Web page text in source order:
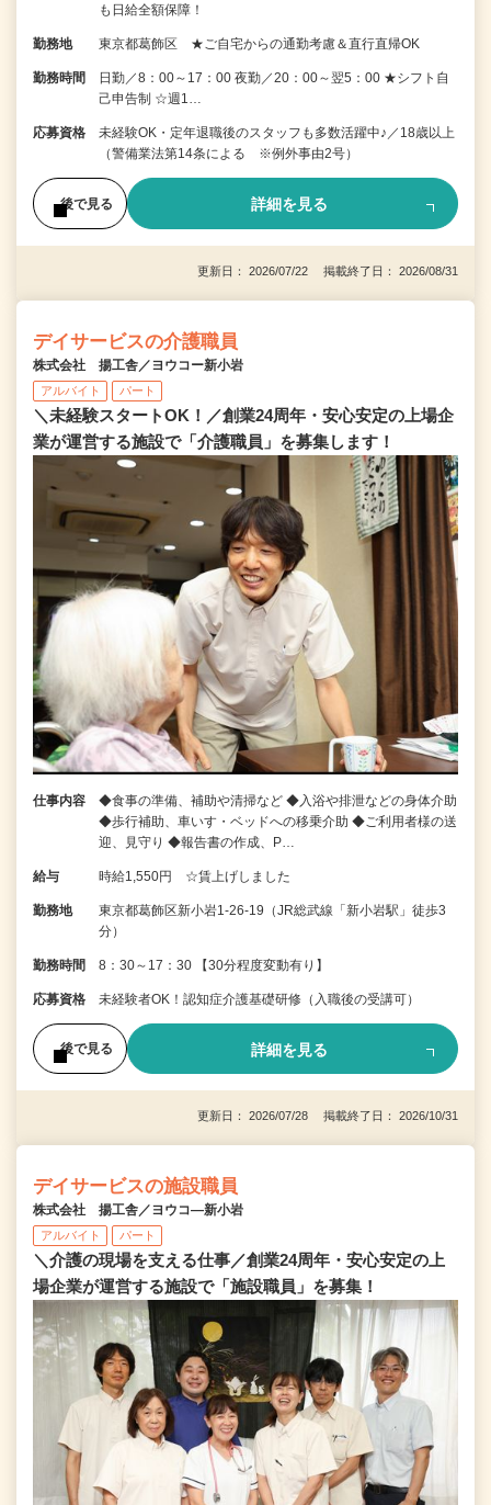
も日給全額保障！
勤務地 東京都葛飾区 ★ご自宅からの通勤考慮＆直行直帰OK
勤務時間
日勤／8：00～17：00 夜勤／20：00～翌5：00 ★シフト自
己申告制 ☆週1…
応募資格
未経験OK・定年退職後のスタッフも多数活躍中♪／18歳以上
（警備業法第14条による ※例外事由2号）
後で見る 詳細を見る
更新日： 2026/07/22 掲載終了日： 2026/08/31
デイサービスの介護職員
株式会社 揚工舎／ヨウコー新小岩
アルバイト パート
＼未経験スタートOK！／創業24周年・安心安定の上場企
業が運営する施設で「介護職員」を募集します！
仕事内容
◆食事の準備、補助や清掃など ◆入浴や排泄などの身体介助
◆歩行補助、車いす・ベッドへの移乗介助 ◆ご利用者様の送
迎、見守り ◆報告書の作成、P…
給与 時給1,550円 ☆賃上げしました
勤務地
東京都葛飾区新小岩1-26-19（JR総武線「新小岩駅」徒歩3
分）
勤務時間 8：30～17：30 【30分程度変動有り】
応募資格 未経験者OK！認知症介護基礎研修（入職後の受講可）
後で見る 詳細を見る
更新日： 2026/07/28 掲載終了日： 2026/10/31
デイサービスの施設職員
株式会社 揚工舎／ヨウコ―新小岩
アルバイト パート
＼介護の現場を支える仕事／創業24周年・安心安定の上
場企業が運営する施設で「施設職員」を募集！